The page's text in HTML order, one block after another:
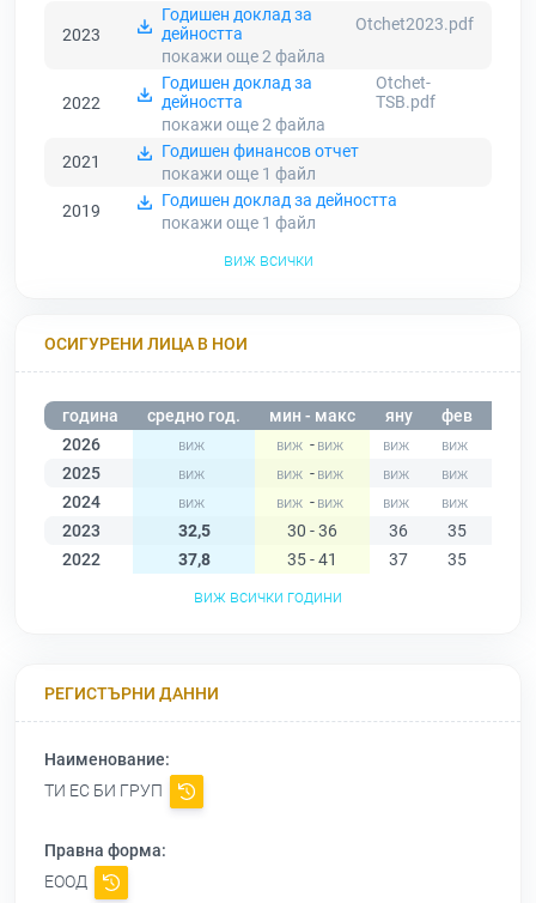
2023
Годишен доклад за
дейността
Otchet2023.pdf
покажи още 2файла
2022
Годишен доклад за
дейността
Otchet-
TSB.pdf
покажи още 2файла
2021
Годишен финансов отчет
покажи още 1 файл
2019
Годишен доклад за дейността
покажи още 1 файл
виж всички
ОСИГУРЕНИ ЛИЦА В НОИ
година средно год. мин - макс яну фев
2026
-
2025
-
2024
-
2023
32,5 30 - 36 36 35
2022
37,8 35 - 41 37 35
виж всички години
РЕГИСТЪРНИ ДАННИ
Наименование:
ТИ ЕС БИ ГРУП
Правна форма:
ЕООД